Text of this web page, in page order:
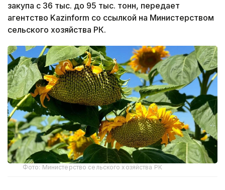
закупа с 36 тыс. до 95 тыс. тонн, передает
агентство Kazinform со ссылкой на Министерством
сельского хозяйства РК.
Фото: Министерство сельского хозяйства РК